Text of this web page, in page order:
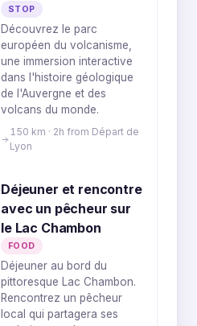
STOP
Découvrez le parc
européen du volcanisme,
une immersion interactive
dans l'histoire géologique
de l'Auvergne et des
volcans du monde.
150 km · 2h from Départ de
Lyon
Déjeuner et rencontre
avec un pêcheur sur
le Lac Chambon
FOOD
Déjeuner au bord du
pittoresque Lac Chambon.
Rencontrez un pêcheur
local qui partagera ses